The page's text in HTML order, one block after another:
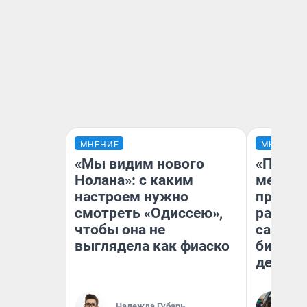
МНЕНИЕ
«Мы видим нового
Нолана»: с каким
настроем нужно
смотреть «Одиссею»,
чтобы она не
выглядела как фиаско
МНЕНИЕ
самом